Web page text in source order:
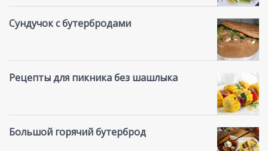
Сундучок с бутербродами
Рецепты для пикника без шашлыка
Большой горячий бутерброд